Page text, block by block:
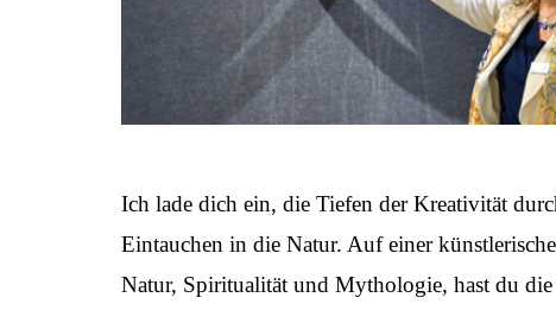
Ich lade dich ein, die Tiefen der Kreativität
Eintauchen in die Natur. Auf einer
Natur, Spiritualität und Mythologie, hast du